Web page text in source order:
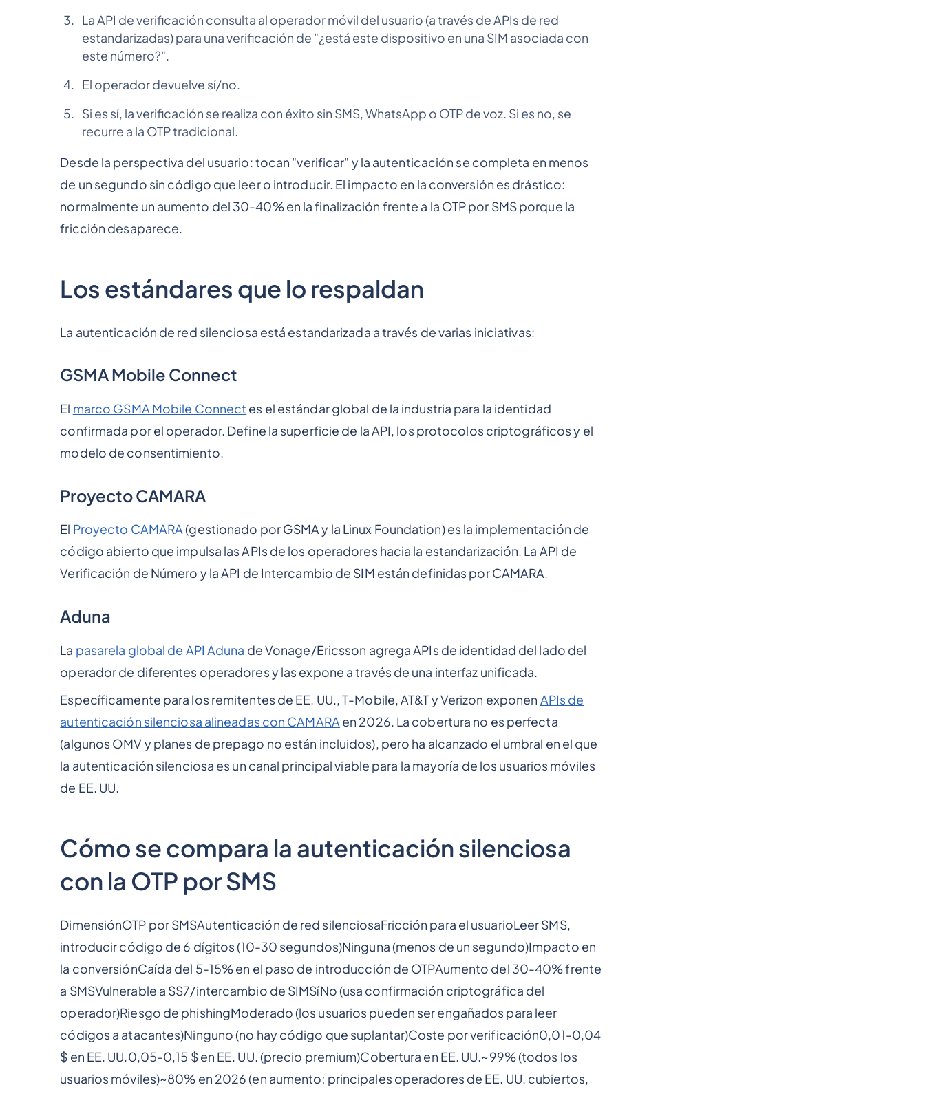
La API de verificación consulta al operador móvil del usuario (a través de APIs de red
estandarizadas) para una verificación de "¿está este dispositivo en una SIM asociada con
este número?".
El operador devuelve sí/no.
Si es sí, la verificación se realiza con éxito sin SMS, WhatsApp o OTP de voz. Si es no, se
recurre a la OTP tradicional.
Desde la perspectiva del usuario: tocan "verificar" y la autenticación se completa en menos
de un segundo sin código que leer o introducir. El impacto en la conversión es drástico:
normalmente un aumento del 30-40% en la finalización frente a la OTP por SMS porque la
fricción desaparece.
Los estándares que lo respaldan
La autenticación de red silenciosa está estandarizada a través de varias iniciativas:
GSMA Mobile Connect
El marco GSMA Mobile Connect es el estándar global de la industria para la identidad
confirmada por el operador. Define la superficie de la API, los protocolos criptográficos y el
modelo de consentimiento.
Proyecto CAMARA
El Proyecto CAMARA(gestionado por GSMA y la Linux Foundation) es la implementación de
código abierto que impulsa las APIs de los operadores hacia la estandarización. La API de
Verificación de Número y la API de Intercambio de SIM están definidas por CAMARA.
Aduna
La pasarela global de API Aduna de Vonage/Ericsson agrega APIs de identidad del lado del
operador de diferentes operadores y las expone a través de una interfaz unificada.
Específicamente para los remitentes de EE. UU., T-Mobile, AT&T y Verizon exponen APIs de
autenticación silenciosa alineadas con CAMARA en 2026. La cobertura no es perfecta
(algunos OMV y planes de prepago no están incluidos), pero ha alcanzado el umbral en el que
la autenticación silenciosa es un canal principal viable para la mayoría de los usuarios móviles
de EE. UU.
Cómo se compara la autenticación silenciosa
con la OTP por SMS
DimensiónOTP por SMSAutenticación de red silenciosaFricción para el usuarioLeer SMS,
introducir código de 6 dígitos (10-30 segundos)Ninguna (menos de un segundo)Impacto en
la conversiónCaída del 5-15% en el paso de introducción de OTPAumento del 30-40% frente
a SMSVulnerable a SS7/intercambio de SIMSíNo (usa confirmación criptográfica del
operador)Riesgo de phishingModerado (los usuarios pueden ser engañados para leer
códigos a atacantes)Ninguno (no hay código que suplantar)Coste por verificación0,01-0,04
$ en EE. UU.0,05-0,15 $ en EE. UU. (precio premium)Cobertura en EE. UU.~99% (todos los
usuarios móviles)~80% en 2026 (en aumento; principales operadores de EE. UU. cubiertos,